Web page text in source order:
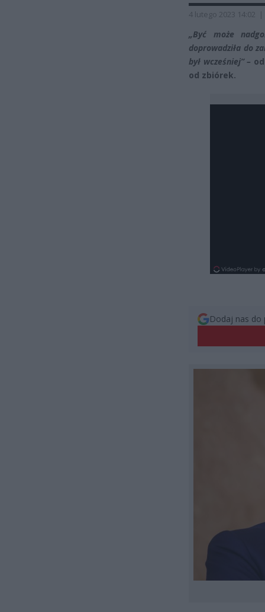
4 lutego 2023 14:02 |
„Być może
doprowadziła do
był wcześniej” –
od zbiórek.
Dodaj nas do